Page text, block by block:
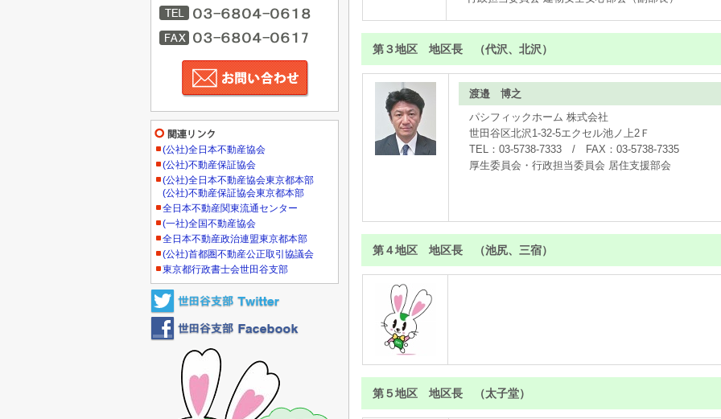
(公社)全日本不動産協会
(公社)不動産保証協会
(公社)全日本不動産協会東京都本部
(公社)不動産保証協会東京都本部
全日本不動産関東流通センター
(一社)全国不動産協会
全日本不動産政治連盟東京都本部
(公社)首都圏不動産公正取引協議会
東京都行政書士会世田谷支部
第３地区 地区長 （代沢、北沢）
渡邉 博之
パシフィックホーム 株式会社
世田谷区北沢1-32-5エクセル池ノ上2Ｆ
TEL：03-5738-7333 / FAX：03-5738-7335
厚生委員会・行政担当委員会 居住支援部会
第４地区 地区長 （池尻、三宿）
第５地区 地区長 （太子堂）